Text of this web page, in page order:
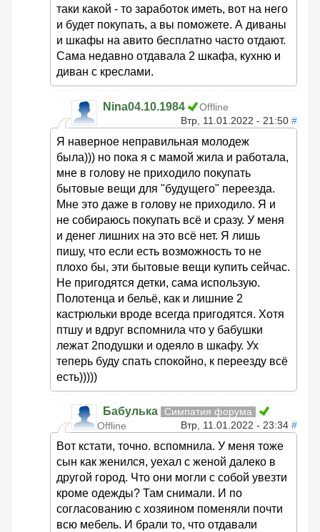
таки какой - то заработок иметь, вот на него
и будет покупать, а вы поможете. А диваны
и шкафы на авито бесплатно часто отдают.
Сама недавно отдавала 2 шкафа, кухню и
диван с креслами.
Nina04.10.1984
Offline
Втр, 11.01.2022 - 21:50 #
Я наверное неправильная молодеж
была))) но пока я с мамой жила и работала,
мне в голову не приходило покупать
бытовые вещи для "будущего" переезда.
Мне это даже в голову не приходило. Я и
не собираюсь покупать всё и сразу. У меня
и денег лишних на это всё нет. Я лишь
пишу, что если есть возможность то не
плохо бы, эти бытовые вещи купить сейчас.
Не пригодятся детки, сама использую.
Полотенца и бельё, как и лишние 2
кастрюльки вроде всегда пригодятся. Хотя
птшу и вдруг вспомнила что у бабушки
лежат 2подушки и одеяло в шкафу. Ух
теперь буду спать спокойно, к переезду всё
есть)))))
Бабулька
Симпатия форума
Offline
Втр, 11.01.2022 - 23:34 #
Вот кстати, точно. вспомнила. У меня тоже
сын как женился, уехал с женой далеко в
другой город. Что они могли с собой увезти
кроме одежды? Там снимали. И по
согласованию с хозяином поменяли почти
всю мебель. И брали то, что отдавали